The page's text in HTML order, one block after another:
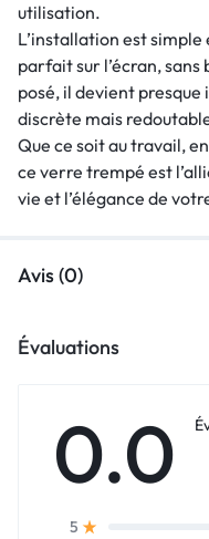
utilisation.
L’installation est
parfait sur l’écran,
posé, il devient
discrète mais
Que ce soit au travail,
ce verre trempé est
vie et l’élégance de
Avis (0)
Évaluations
0.0
5